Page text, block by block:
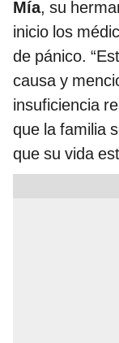
Mía, su
inicio los
de pánico.
causa y
insuficiencia
que la familia
que su vida